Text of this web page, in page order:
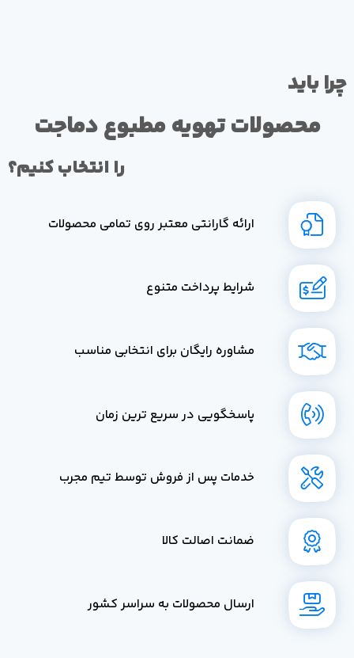
چرا باید
محصولات تهویه مطبوع دماجت
را انتخاب کنیم؟
ارائه گارانتی معتبر روی تمامی محصولات
شرایط پرداخت متنوع
مشاوره رایگان برای انتخابی مناسب
پاسخگویی در سریع ترین زمان
خدمات پس از فروش توسط تیم مجرب
ضمانت اصالت کالا
ارسال محصولات به سراسر کشور